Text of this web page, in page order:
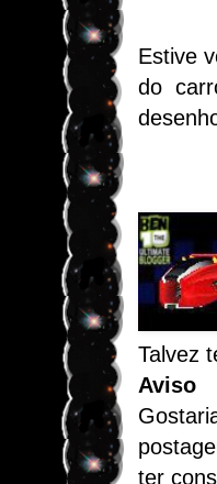
Estive
do
Talvez
Aviso
ter